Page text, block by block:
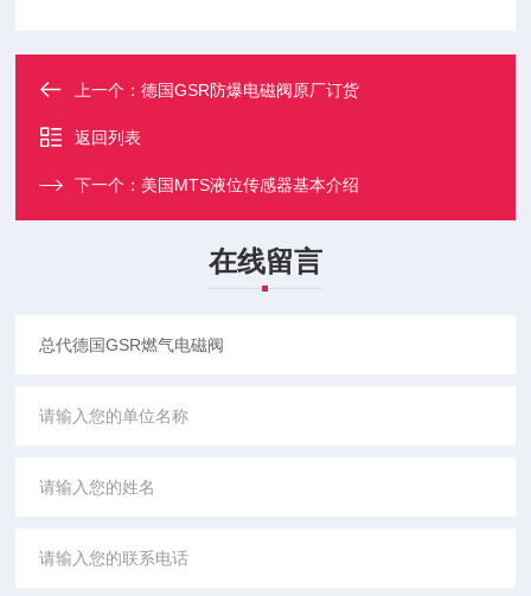
上一个：德国GSR防爆电磁阀原厂订货
返回列表
下一个： 美国MTS液位传感器基本介绍
在线留言